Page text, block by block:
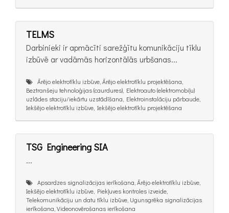
TELMS
Darbinieki ir apmācīti sarežģītu komunikāciju tīklu
izbūvē ar vadāmās horizontālās urbšanas...
Ārējo elektrotīklu izbūve, Ārējo elektrotīklu projektēšana,
Beztranšeju tehnoloģijas (caurdures), Elektroauto (elektromobiļu)
uzlādes staciju/iekārtu uzstādīšana, Elektroinstalāciju pārbaude,
Iekšējo elektrotīklu izbūve, Iekšējo elektrotīklu projektēšana
TSG Engineering SIA
...
Apsardzes signalizācijas ierīkošana, Ārējo elektrotīklu izbūve,
Iekšējo elektrotīklu izbūve, Piekļuves kontroles izveide,
Telekomunikāciju un datu tīklu izbūve, Ugunsgrēka signalizācijas
ierīkošana, Videonovērošanas ierīkošana